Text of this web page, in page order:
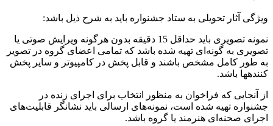
ویژگی آثار تحویلی به ستاد جشنواره باید به شرح ذیل باشد:
نمونه تصویری باید حداقل 15 دقیقه بدون هرگونه ویرایش صوتی یا
تصویری به گونه‌ای تهیه شده باشد که تمامی اعضای گروه در تصویر
به طور کامل مشخص باشند و قابل پخش در کامپیوتر و سایر پخش
کننده­ها باشد.
از آنجایی که فراخوان به منظور انتخاب برای اجرای زنده در
جشنواره تهیه شده است، نمونه‌های ارسالی باید نشانگر قابلیت‌های
اجرای صحنه‌ای هنرمند یا گروه باشد.